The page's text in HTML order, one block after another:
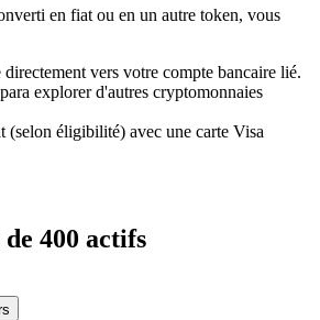
en fiat ou en un autre token, vous
vers votre compte bancaire lié.
explorer d'autres cryptomonnaies
(selon éligibilité) avec une carte Visa
400 actifs